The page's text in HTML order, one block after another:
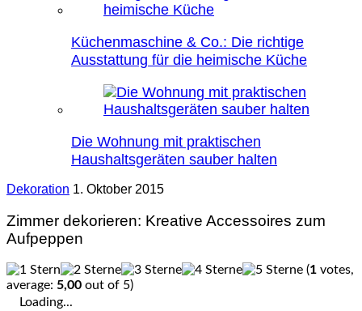
Küchenmaschine & Co.: Die richtige
Ausstattung für die heimische Küche
Die Wohnung mit praktischen
Haushaltsgeräten sauber halten
Dekoration 1. Oktober 2015
Zimmer dekorieren: Kreative Accessoires zum
Aufpeppen
(1 votes,
average: 5,00 out of 5)
Loading...